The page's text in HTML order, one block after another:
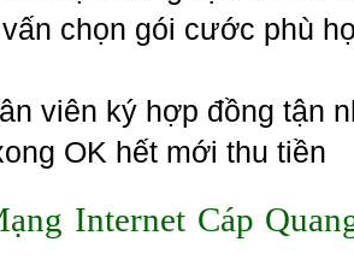
chọn gói cước phù
viên ký hợp đồng tận
OK hết mới thu tiền
Internet Cáp